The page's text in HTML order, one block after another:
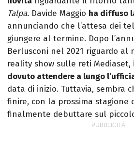
Talpa. Davide Maggio ha diffuso
annunciando che l’attesa dei
giungere al termine. Dopo
Berlusconi nel 2021 riguardo
reality show sulle reti Mediaset,
dovuto attendere a lungo
data di inizio. Tuttavia, sembra
finire, con la prossima stagione
finalmente debuttare sul